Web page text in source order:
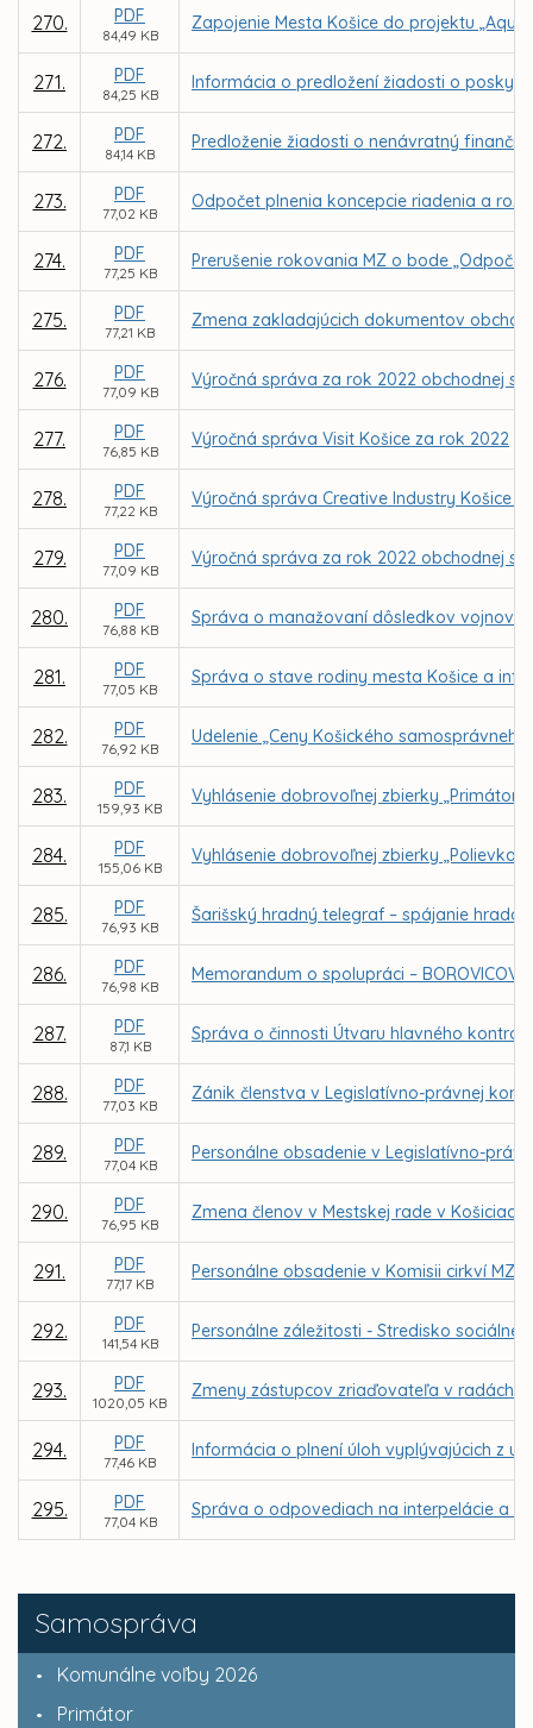
Samospráva
Komunálne voľby 2026
Primátor
270. PDF
84,49 KB
Zapojenie Mesta Košice do projektu
271. PDF
84,25 KB
Informácia o predložení žiadosti o
272. PDF
84,14 KB
Predloženie žiadosti o nenávratný
273. PDF
77,02 KB
Odpočet plnenia koncepcie riadenia a
274. PDF
77,25 KB
Prerušenie rokovania MZ o bode
275. PDF
77,21 KB
Zmena zakladajúcich dokumentov
276. PDF
77,09 KB
Výročná správa za rok 2022 obchodnej
277. PDF
76,85 KB
Výročná správa Visit Košice za rok 2022
278. PDF
77,22 KB
Výročná správa Creative Industry Košice
279. PDF
77,09 KB
Výročná správa za rok 2022 obchodnej
280. PDF
76,88 KB
Správa o manažovaní dôsledkov
281. PDF
77,05 KB
Správa o stave rodiny mesta Košice a
282. PDF
76,92 KB
Udelenie „Ceny Košického samosprávneho
283. PDF
159,93 KB
Vyhlásenie dobrovoľnej zbierky
284. PDF
155,06 KB
Vyhlásenie dobrovoľnej zbierky „Polievka
285. PDF
76,93 KB
Šarišský hradný telegraf – spájanie
286. PDF
76,98 KB
Memorandum o spolupráci – BOROVICOVÝ
287. PDF
87,1 KB
Správa o činnosti Útvaru hlavného
288. PDF
77,03 KB
Zánik členstva v Legislatívno-právnej
289. PDF
77,04 KB
Personálne obsadenie v Legislatívno-
290. PDF
76,95 KB
Zmena členov v Mestskej rade v Košiciach
291. PDF
77,17 KB
Personálne obsadenie v Komisii cirkví MZ
292. PDF
141,54 KB
Personálne záležitosti - Stredisko
293. PDF
1020,05 KB
Zmeny zástupcov zriaďovateľa v radách
294. PDF
77,46 KB
Informácia o plnení úloh vyplývajúcich z
295. PDF
77,04 KB
Správa o odpovediach na interpelácie a